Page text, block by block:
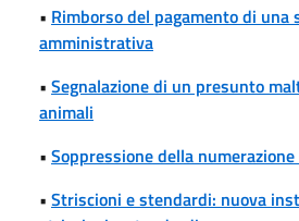
• Rimborso del pagamento di una
amministrativa
• Segnalazione di un presunto
animali
• Soppressione della
• Striscioni e stendardi: nuova